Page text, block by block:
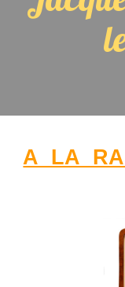
A LA